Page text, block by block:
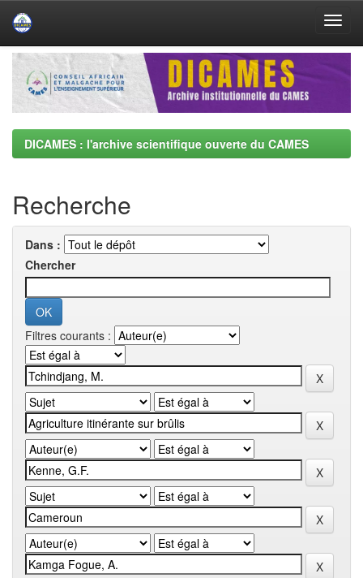
Skip
navigation
DICAMES : l'archive scientifique ouverte du CAMES
Recherche
Dans :
Chercher
Filtres courants :